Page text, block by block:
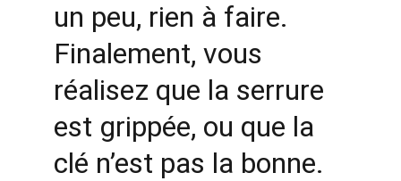
un peu, rien à faire.
Finalement, vous
réalisez que la serrure
est grippée, ou que la
clé n’est pas la bonne.